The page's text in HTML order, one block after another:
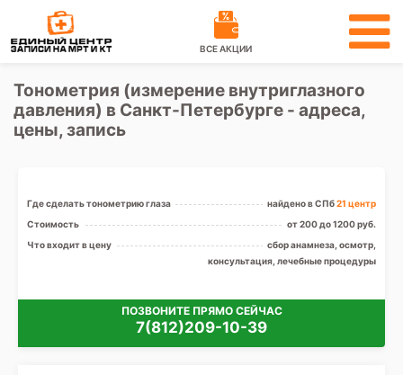
ВСЕ АКЦИИ
Тонометрия (измерение внутриглазного
давления) в Санкт-Петербурге - адреса,
цены, запись
Где сделать тонометрию глаза найдено в СПб21 центр
Стоимость
от 200 до 1200 руб.
Что входит в цену
сбор анамнеза, осмотр,
консультация, лечебные процедуры
ПОЗВОНИТЕ ПРЯМО СЕЙЧАС
7(812)209-10-39